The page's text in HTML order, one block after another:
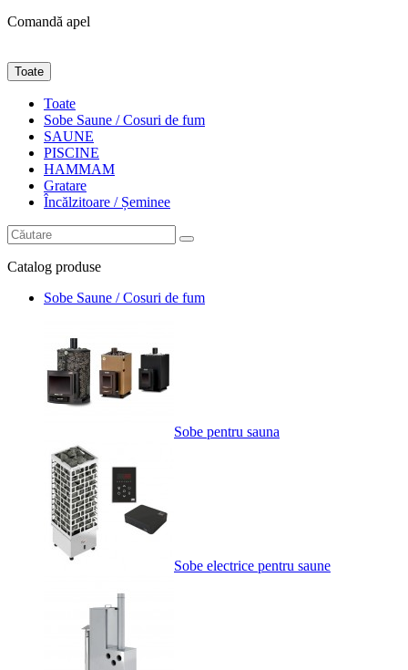
Comandă apel
Toate
Toate
Sobe Saune / Cosuri de fum
SAUNE
PISCINE
HAMMAM
Gratare
Încălzitoare / Șeminee
Catalog produse
Sobe Saune / Cosuri de fum
Sobe pentru sauna
Sobe electrice pentru saune